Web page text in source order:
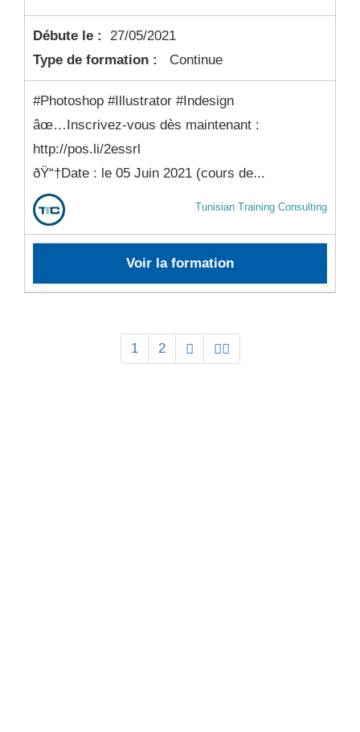
Débute le :
27/05/2021
Type de formation :
Continue
#Photoshop #Illustrator #Indesign
âœ…Inscrivez-vous dès maintenant :
http://pos.li/2essrl
ðŸ“†Date : le 05 Juin 2021 (cours de...
Tunisian Training Consulting
Voir la formation
1 2